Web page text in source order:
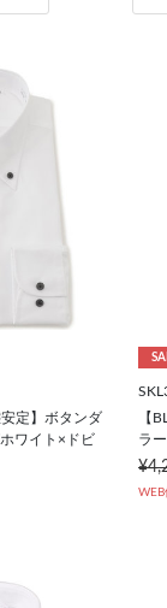
安定】ボタンダ
ワイト×ドビ
【
ラ
WEB